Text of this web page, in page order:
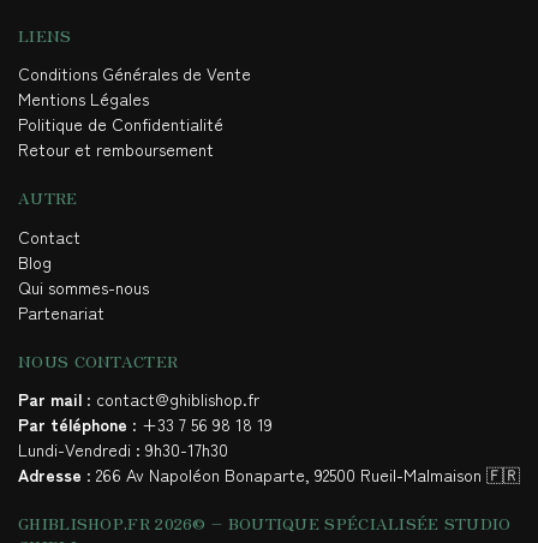
LIENS
Conditions Générales de Vente
Mentions Légales
Politique de Confidentialité
Retour et remboursement
AUTRE
Contact
Blog
Qui sommes-nous
Partenariat
NOUS CONTACTER
Par mail : contact@ghiblishop.fr
Par téléphone : +33 7 56 98 18 19
Lundi-Vendredi : 9h30-17h30
Adresse : 266 Av Napoléon Bonaparte, 92500 Rueil-Malmaison 🇫🇷
GHIBLISHOP.FR 2026© – BOUTIQUE SPÉCIALISÉE STUDIO